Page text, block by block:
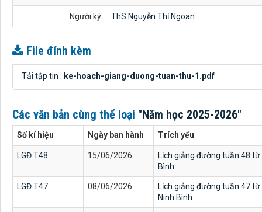
Người ký ThS Nguyễn Thị Ngoan
File đính kèm
Tải tập tin : ke-hoach-giang-duong-tuan-thu-1.pdf
Các văn bản cùng thể loại "Năm học 2025-2026"
Số kí hiệu Ngày ban hành Trích yếu
LGĐ T48 15/06/2026
Lịch giảng đường tuần 48
Bình
LGĐ T47 08/06/2026
Lịch giảng đường tuần 47
Ninh Bình